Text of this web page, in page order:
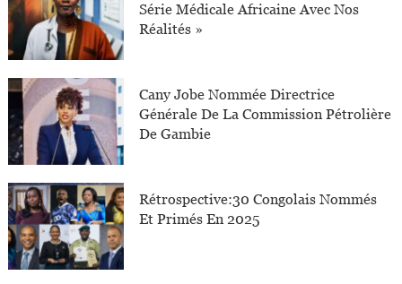
Série Médicale Africaine Avec Nos
Réalités »
Cany Jobe Nommée Directrice
Générale De La Commission Pétrolière
De Gambie
Rétrospective:30 Congolais Nommés
Et Primés En 2025